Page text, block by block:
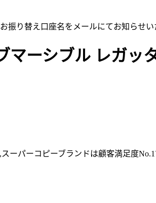
り替え口座名をメールにてお知らせい
ーシブル レガッ
パーコピーブランドは顧客満足度No.1